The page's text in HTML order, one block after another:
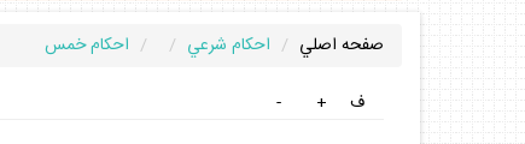
صفحه اصلي احكام شرعي
احكام خمس
ف
+
-